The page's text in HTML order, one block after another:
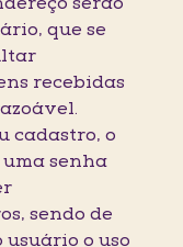
que se
recebidas
cadastro, o
senha
sendo de
o uso